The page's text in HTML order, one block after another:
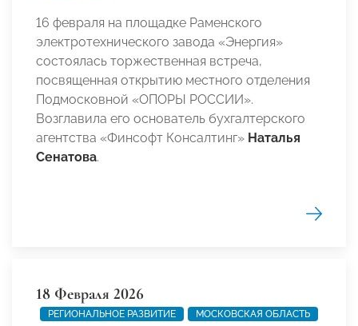
16 февраля на площадке Раменского
электротехнического завода «Энергия»
состоялась торжественная встреча,
посвященная открытию местного отделения
Подмосковной «ОПОРЫ РОССИИ».
Возглавила его основатель бухгалтерского
агентства «Финсофт Консалтинг» Наталья
Сенатова.
18 Февраля 2026
РЕГИОНАЛЬНОЕ РАЗВИТИЕ МОСКОВСКАЯ ОБЛАСТЬ